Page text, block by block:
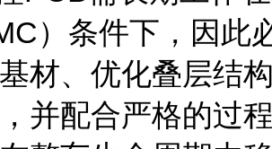
）条件下，因此
材、优化叠层结
并配合严格的过